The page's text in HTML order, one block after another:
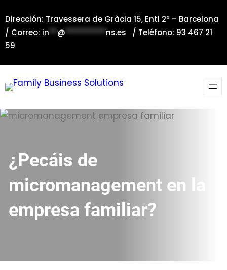
al
contenido
Dirección: Travessera de Gràcia 15, Entl 2ª – Barcelona
/ Correo: in**@**********ns.es / Teléfono: 93 467 21
59
¿Pecáis de
micromanagement en la
empresa familiar?